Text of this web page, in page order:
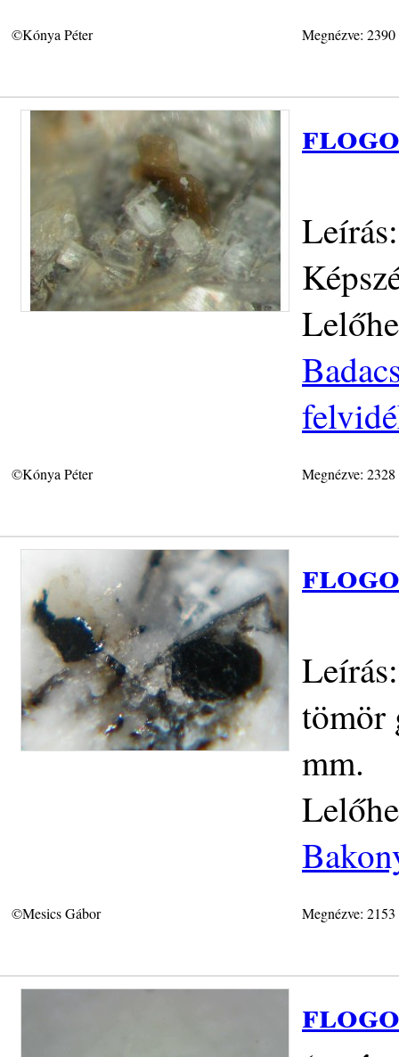
©Kónya Péter Megnézve:
©Kónya Péter Megnézve:
tömör
mm.
©Mesics Gábor Megnézve: